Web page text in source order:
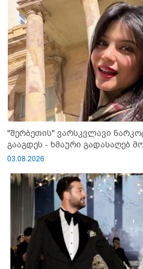
"შერბეთის" ვარსკვლავი
გააგდეს - ხმაური გადასაღებ
03.08.2026